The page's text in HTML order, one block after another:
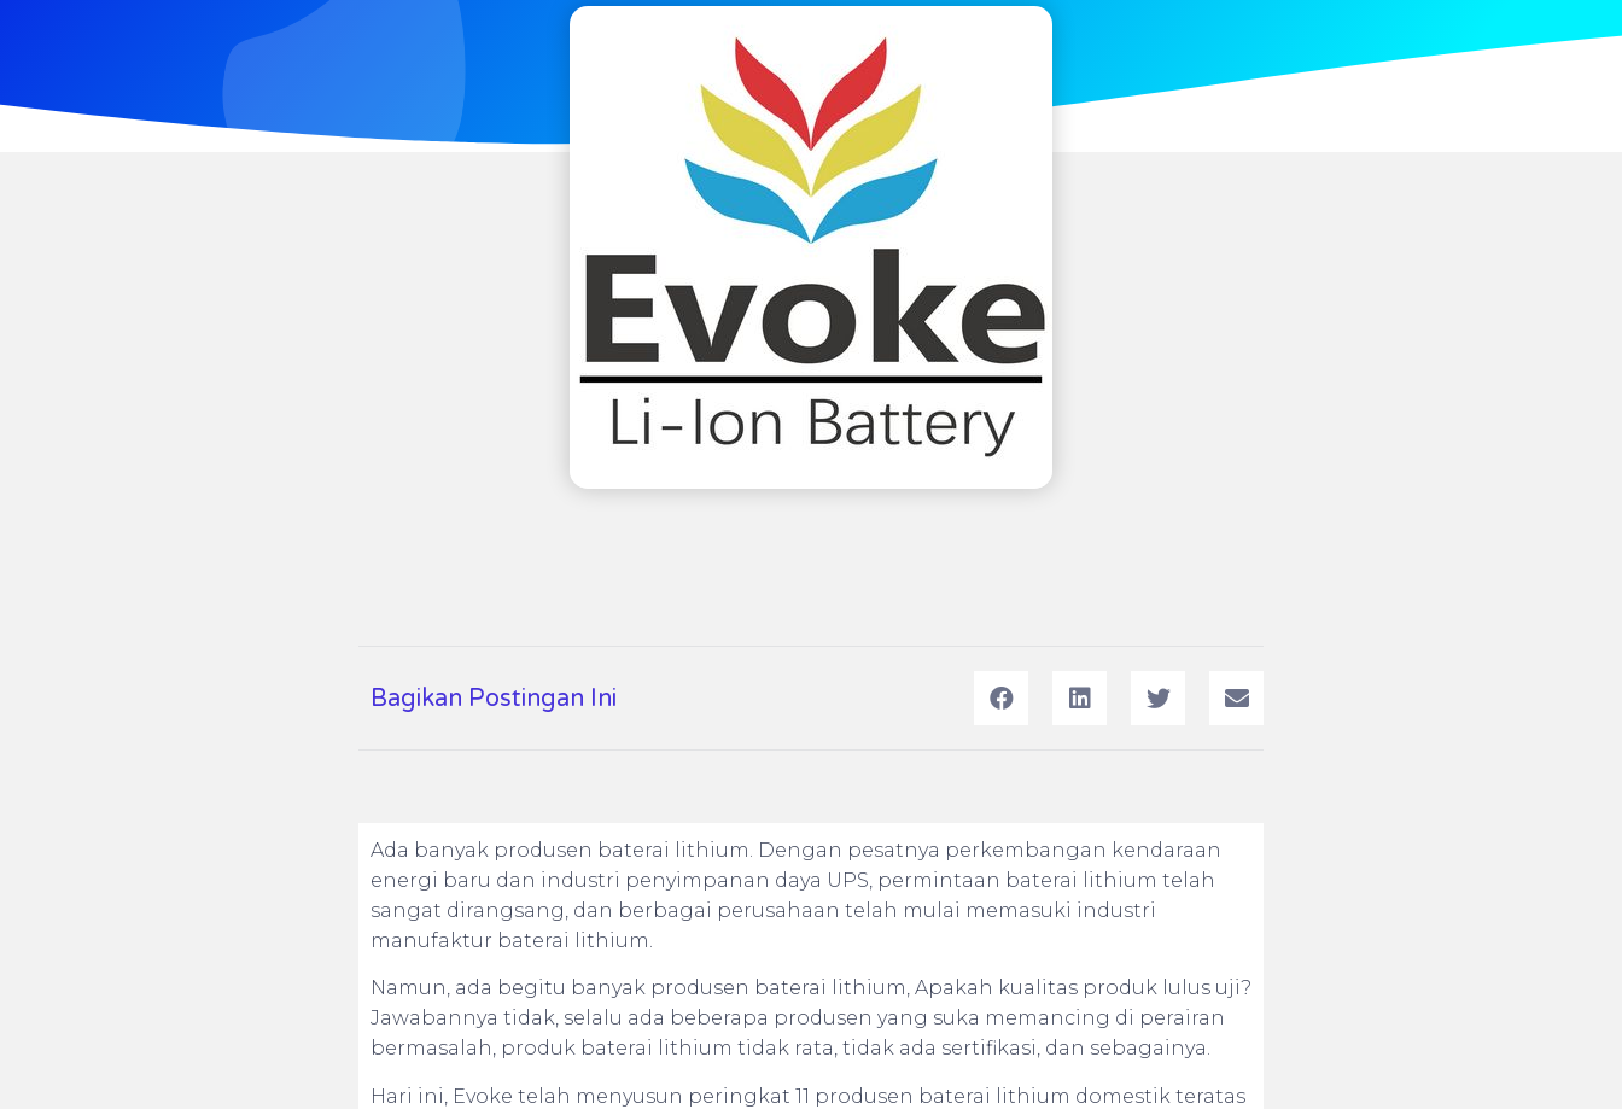
Bagikan Postingan Ini
Ada banyak produsen baterai lithium. Dengan pesatnya perkembangan kendaraan
energi baru dan industri penyimpanan daya UPS, permintaan baterai lithium telah
sangat dirangsang, dan berbagai perusahaan telah mulai memasuki industri
manufaktur baterai lithium.
Namun, ada begitu banyak produsen baterai lithium, Apakah kualitas produk lulus uji?
Jawabannya tidak, selalu ada beberapa produsen yang suka memancing di perairan
bermasalah, produk baterai lithium tidak rata, tidak ada sertifikasi, dan sebagainya.
Hari ini, Evoke telah menyusun peringkat 11 produsen baterai lithium domestik teratas